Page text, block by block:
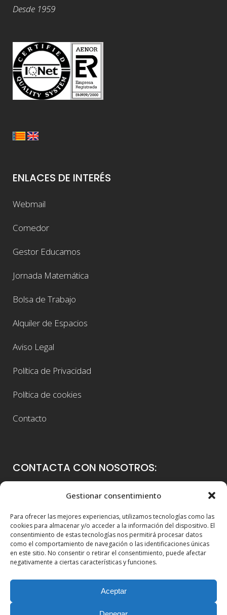
Gestionar consentimiento
Para ofrecer las mejores experiencias, utilizamos tecnologías como las
cookies para almacenar y/o acceder a la información del dispositivo. El
consentimiento de estas tecnologías nos permitirá procesar datos
como el comportamiento de navegación o las identificaciones únicas
en este sitio. No consentir o retirar el consentimiento, puede afectar
negativamente a ciertas características y funciones.
Aceptar
Desde 1959
ENLACES DE INTERÉS
Webmail
Comedor
Gestor Educamos
Jornada Matemática
Bolsa de Trabajo
Alquiler de Espacios
Aviso Legal
Política de Privacidad
Política de cookies
Contacto
CONTACTA CON NOSOTROS:
Colegio Guadalaviar
46021 Valencia
96 339 36 00
info@colegioguadalaviar.es